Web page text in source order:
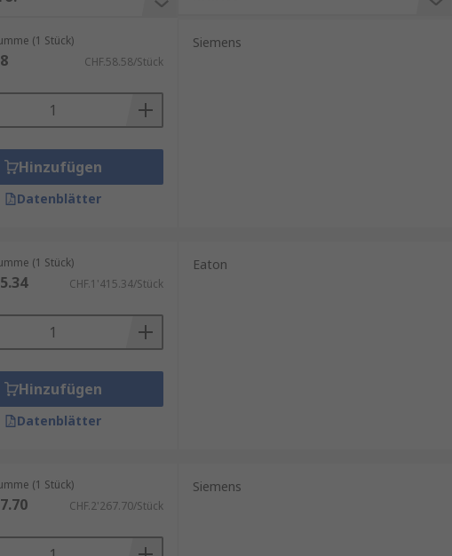
(1 Stück)
CHF.58.58/Stück
Hinzufügen
Datenblätter
Siemens
(1 Stück)
CHF.1'415.34/Stück
Hinzufügen
Datenblätter
Eaton
(1 Stück)
CHF.2'267.70/Stück
Siemens